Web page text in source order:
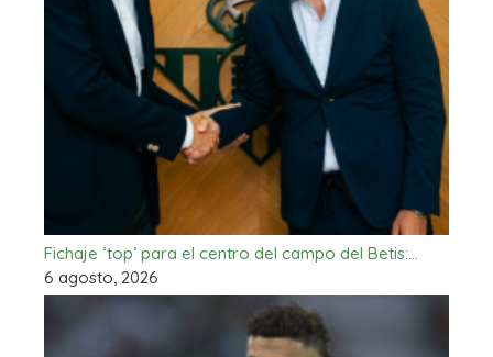
Fichaje ‘top’ para el centro del campo del Betis:…
6 agosto, 2026